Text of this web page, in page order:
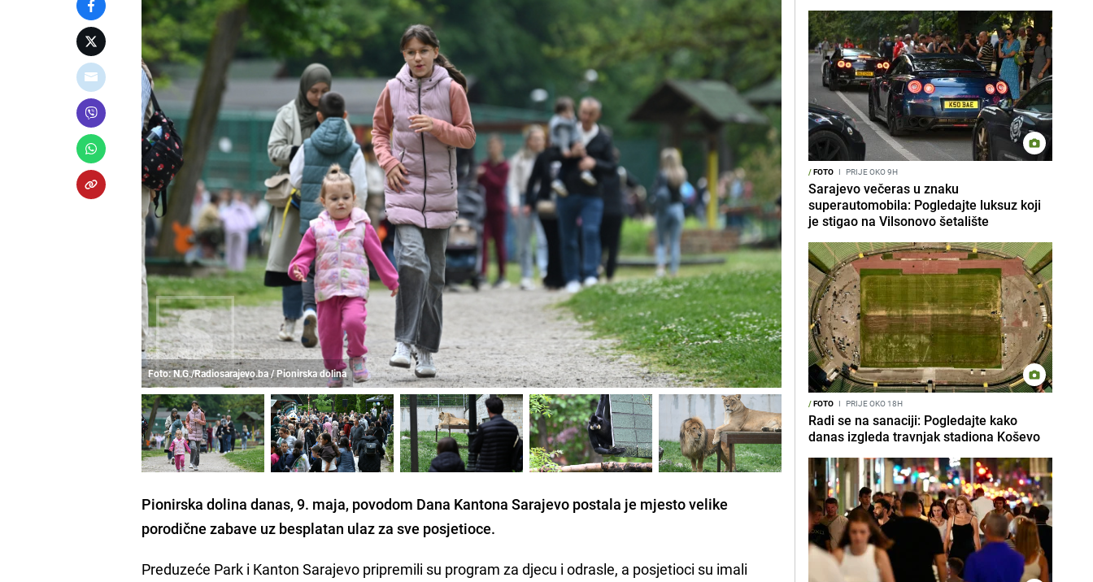
Foto: N.G./Radiosarajevo.ba / Pionirska dolina
Pionirska dolina danas, 9. maja, povodom Dana Kantona Sarajevo postala je mjesto velike
porodične zabave uz besplatan ulaz za sve posjetioce.
Preduzeće Park i Kanton Sarajevo pripremili su program za djecu i odrasle, a posjetioci su imali
/FOTO I PRIJE OKO 9H
Sarajevo večeras u znaku
superautomobila: Pogledajte luksuz koji
je stigao na Vilsonovo šetalište
/FOTO I PRIJE OKO 18H
Radi se na sanaciji: Pogledajte kako
danas izgleda travnjak stadiona Koševo